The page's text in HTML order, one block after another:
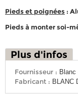
Pieds et poignées :
Pieds à monter soi-
Plus d'infos
Fournisseur : Blanc
Fabricant : BLANC